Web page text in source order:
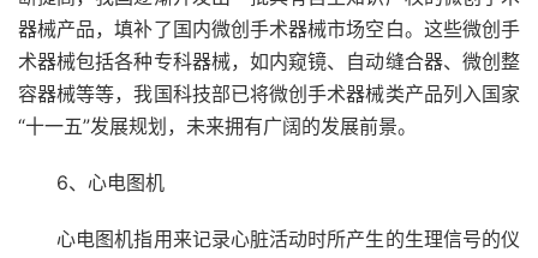
器械产品，填补了国内微创手术器械市场空白。这些微创手
术器械包括各种专科器械，如内窥镜、自动缝合器、微创整
容器械等等，我国科技部已将微创手术器械类产品列入国家
“十一五”发展规划，未来拥有广阔的发展前景。
6、心电图机
心电图机指用来记录心脏活动时所产生的生理信号的仪